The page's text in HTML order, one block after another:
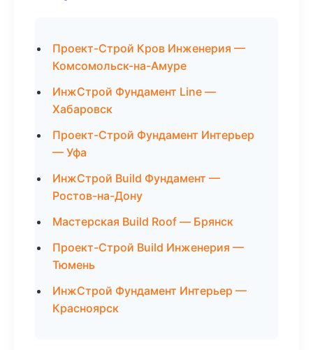
Проект-Строй Кров Инженерия —
Комсомольск-на-Амуре
ИнжСтрой Фундамент Line —
Хабаровск
Проект-Строй Фундамент Интерьер
— Уфа
ИнжСтрой Build Фундамент —
Ростов-на-Дону
Мастерская Build Roof — Брянск
Проект-Строй Build Инженерия —
Тюмень
ИнжСтрой Фундамент Интерьер —
Красноярск